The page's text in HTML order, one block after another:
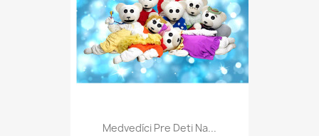
Medvedíci Pre Deti Na...